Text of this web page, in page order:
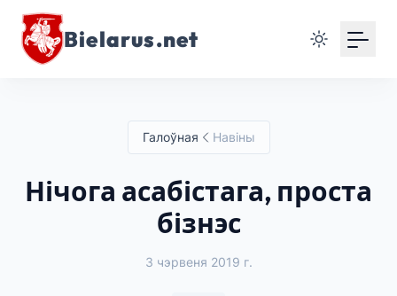
Bielarus.net
Галоўная Навіны
Нічога асабістага, проста
бізнэс
3 чэрвеня 2019 г.